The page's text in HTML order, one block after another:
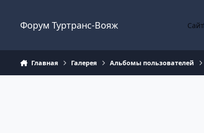
Форум Туртранс-Вояж Сайт
Главная Галерея Альбомы пользователей